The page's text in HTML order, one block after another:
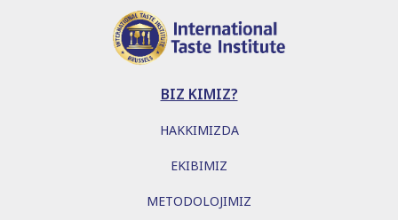
BIZ KIMIZ?
HAKKIMIZDA
EKIBIMIZ
METODOLOJIMIZ